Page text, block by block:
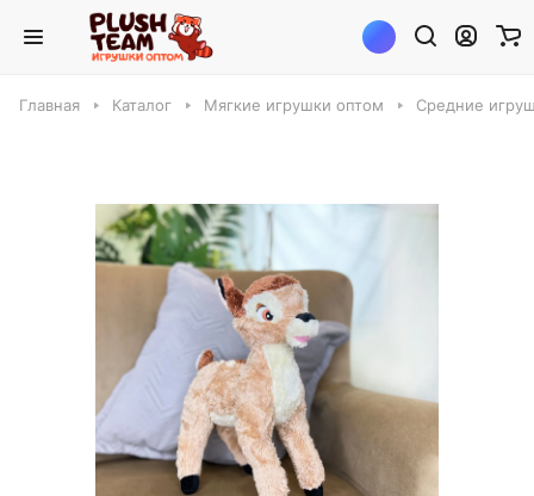
Главная Каталог Мягкие игрушки оптом Средние